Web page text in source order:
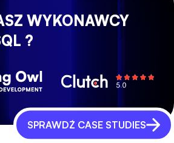
WYKONAWCY
?
SPRAWDŹ CASE STUDIES